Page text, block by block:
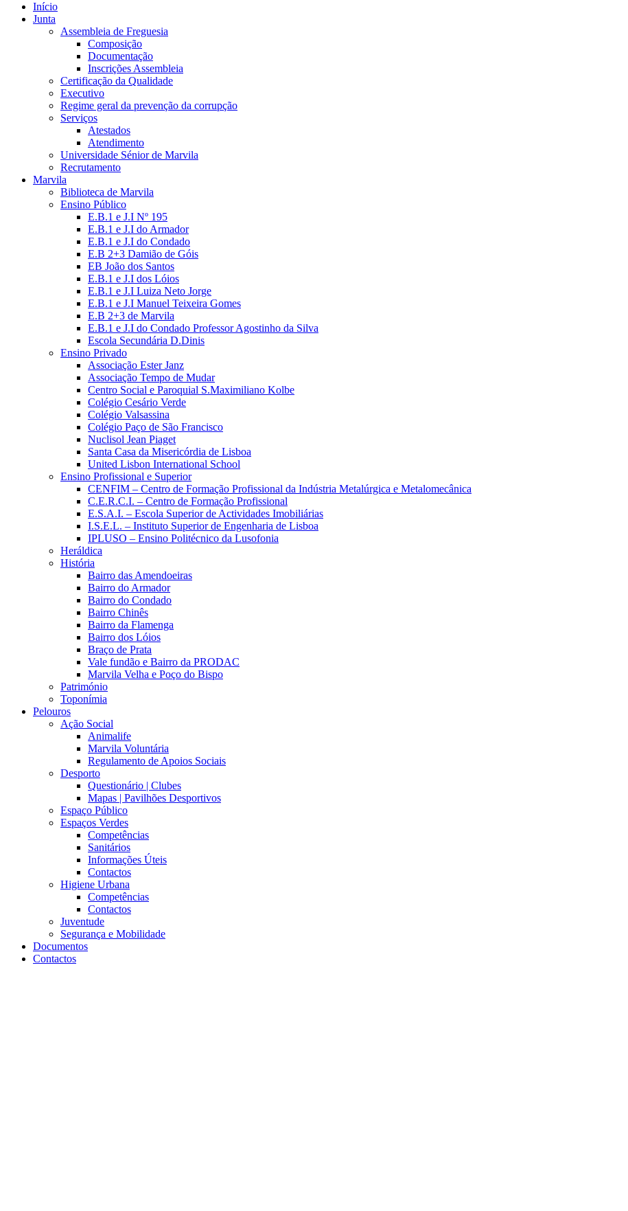
Início
Junta
Assembleia de Freguesia
Composição
Documentação
Inscrições Assembleia
Certificação da Qualidade
Executivo
Regime geral da prevenção da corrupção
Serviços
Atestados
Atendimento
Universidade Sénior de Marvila
Recrutamento
Marvila
Biblioteca de Marvila
Ensino Público
E.B.1 e J.I Nº 195
E.B.1 e J.I do Armador
E.B.1 e J.I do Condado
E.B 2+3 Damião de Góis
EB João dos Santos
E.B.1 e J.I dos Lóios
E.B.1 e J.I Luiza Neto Jorge
E.B.1 e J.I Manuel Teixeira Gomes
E.B 2+3 de Marvila
E.B.1 e J.I do Condado Professor Agostinho da Silva
Escola Secundária D.Dinis
Ensino Privado
Associação Ester Janz
Associação Tempo de Mudar
Centro Social e Paroquial S.Maximiliano Kolbe
Colégio Cesário Verde
Colégio Valsassina
Colégio Paço de São Francisco
Nuclisol Jean Piaget
Santa Casa da Misericórdia de Lisboa
United Lisbon International School
Ensino Profissional e Superior
CENFIM – Centro de Formação Profissional da Indústria Metalúrgica e Metalomecânica
C.E.R.C.I. – Centro de Formação Profissional
E.S.A.I. – Escola Superior de Actividades Imobiliárias
I.S.E.L. – Instituto Superior de Engenharia de Lisboa
IPLUSO – Ensino Politécnico da Lusofonia
Heráldica
História
Bairro das Amendoeiras
Bairro do Armador
Bairro do Condado
Bairro Chinês
Bairro da Flamenga
Bairro dos Lóios
Braço de Prata
Vale fundão e Bairro da PRODAC
Marvila Velha e Poço do Bispo
Património
Toponímia
Pelouros
Ação Social
Animalife
Marvila Voluntária
Regulamento de Apoios Sociais
Desporto
Questionário | Clubes
Mapas | Pavilhões Desportivos
Espaço Público
Espaços Verdes
Competências
Sanitários
Informações Úteis
Contactos
Higiene Urbana
Competências
Contactos
Juventude
Segurança e Mobilidade
Documentos
Contactos